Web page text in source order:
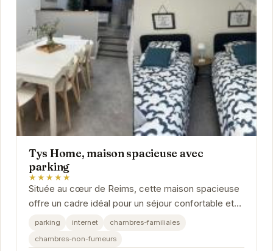
Tys Home, maison spacieuse avec
parking
★★★★★
Située au cœur de Reims, cette maison spacieuse
offre un cadre idéal pour un séjour confortable et
pratique. Avec son parking privé, vous...
parking internet
chambres-familiales
chambres-non-fumeurs